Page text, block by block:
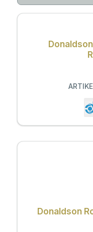
Donaldson